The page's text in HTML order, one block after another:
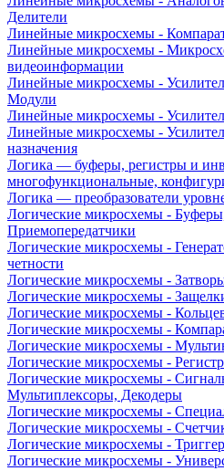
Делители
Линейные микросхемы -
Линейные микросхемы -
видеоинформации
Линейные микросхемы -
Модули
Линейные микросхемы -
Линейные микросхемы -
назначения
Логика — буферы, регистры и
многофункциональные,
Логика — преобразователи
Логические микросхемы -
Приемопередатчики
Логические микросхемы -
четности
Логические микросхемы -
Логические микросхемы -
Логические микросхемы -
Логические микросхемы -
Логические микросхемы -
Логические микросхемы -
Логические микросхемы -
Мультиплексоры, Декодеры
Логические микросхемы -
Логические микросхемы -
Логические микросхемы -
Логические микросхемы -